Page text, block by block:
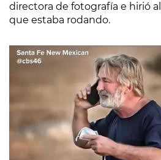
directora de fotografía e hirió
que estaba rodando.